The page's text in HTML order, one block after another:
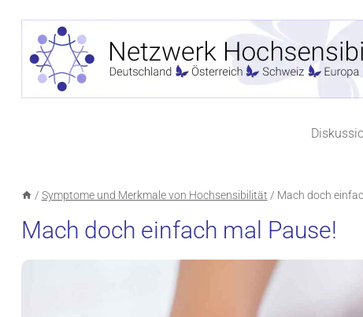
springen
/ Symptome und Merkmale von Hochsensibilität / Mach doch
Mach doch einfach mal Pause!